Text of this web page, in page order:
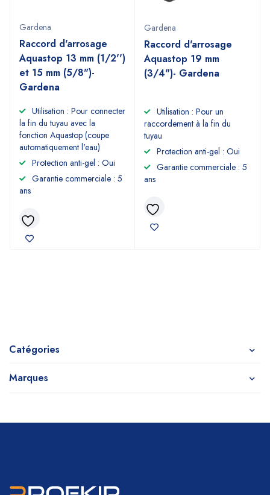
Catégories
Marques
Gardena
Raccord d'arrosage
Aquastop 13 mm (1/2'')
et 15 mm (5/8")-
Gardena
Utilisation : Pour connecter
la fin du tuyau avec la
fonction Aquastop (coupe
automatiquement l'eau)
Protection anti-gel : Oui
Garantie commerciale : 5
ans
Gardena
Raccord d'arrosage
Aquastop 19 mm
(3/4")- Gardena
Utilisation : Pour un
raccordement à la fin du
tuyau
Protection anti-gel : Oui
Garantie commerciale : 5
ans